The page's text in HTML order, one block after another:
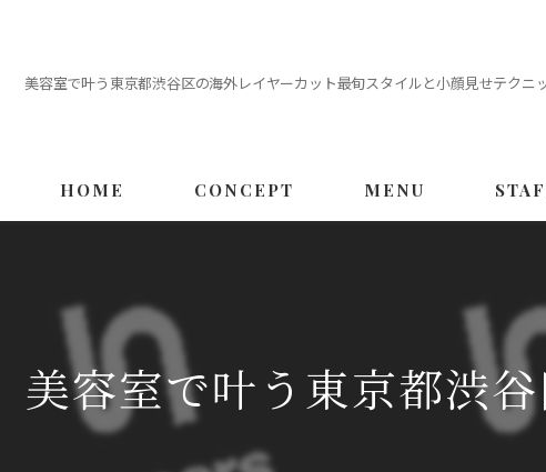
美容室で叶う東京都渋谷区の海外レイヤーカット最旬スタイルと小顔見せテクニ
HOME CONCEPT MENU
美容室で叶う東京都渋